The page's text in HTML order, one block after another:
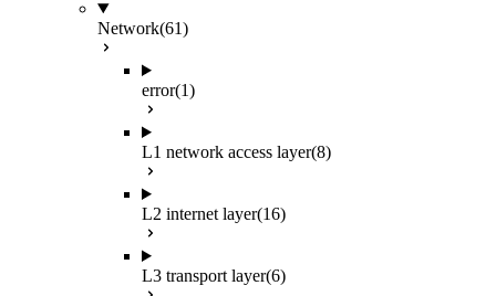
Network(61)
error(1)
L1 network access layer(8)
L2 internet layer(16)
L3 transport layer(6)